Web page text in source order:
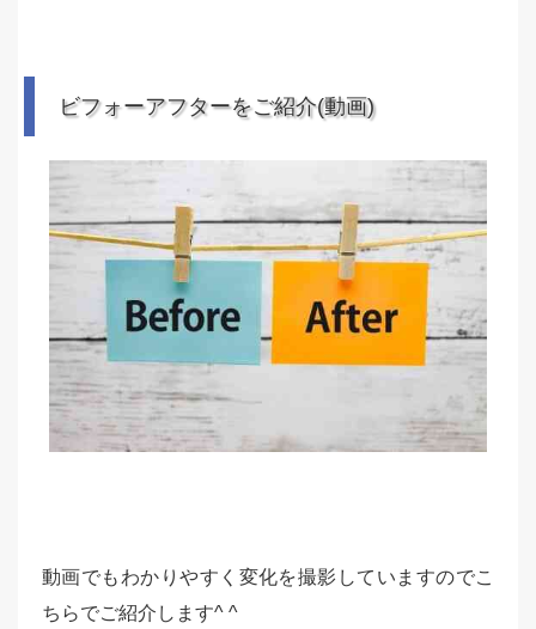
ビフォーアフターをご紹介(動画)
動画でもわかりやすく変化を撮影していますのでこ
ちらでご紹介します^ ^